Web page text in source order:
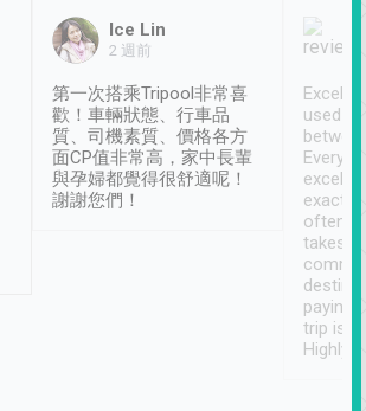
Ice Lin
2 週前
第一次搭乘Tripool非常喜
歡！車輛狀態、行車品
質、司機素質、價格各方
面CP值非常高，家中長輩
與孕婦都覺得很舒適呢！
謝謝您們！
used
Every
exactly
often
takes
paying
trip is
Highly